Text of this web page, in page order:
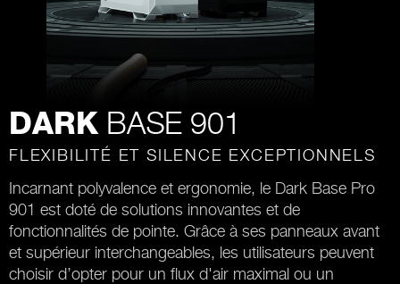
DARK BASE 901
FLEXIBILITÉ ET SILENCE EXCEPTIONNELS
Incarnant polyvalence et ergonomie, le Dark Base Pro
901 est doté de solutions innovantes et de
fonctionnalités de pointe. Grâce à ses panneaux avant
et supérieur interchangeables, les utilisateurs peuvent
choisir d’opter pour un flux d'air maximal ou un